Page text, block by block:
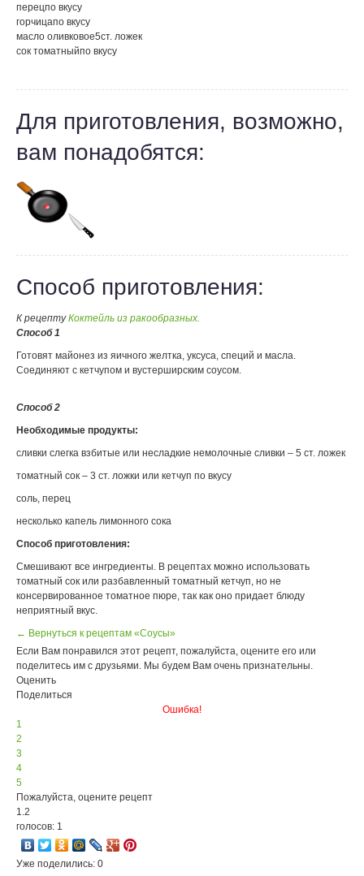
перецпо вкусу
горчицапо вкусу
масло оливковое5ст. ложек
сок томатныйпо вкусу
Для приготовления, возможно,
вам понадобятся:
Способ приготовления:
К рецептуКоктейль из ракообразных.
Способ 1
Готовят майонез из яичного желтка, уксуса, специй и масла.
Соединяют с кетчупом и вустерширским соусом.
Способ 2
Необходимые продукты:
сливки слегка взбитые или несладкие немолочные сливки – 5 ст. ложек
томатный сок – 3 ст. ложки или кетчуп по вкусу
соль, перец
несколько капель лимонного сока
Cпособ приготовления:
Смешивают все ингредиенты. В рецептах можно использовать
томатный сок или разбавленный томатный кетчуп, но не
консервированное томатное пюре, так как оно придает блюду
неприятный вкус.
← Вернуться к рецептам «Соусы»
Если Вам понравился этот рецепт, пожалуйста, оцените его или
поделитесь им с друзьями. Мы будем Вам очень признательны.
Оценить
Поделиться
Ошибка!
1
2
3
4
5
Пожалуйста, оцените рецепт
1.2
голосов: 1
Уже поделились: 0